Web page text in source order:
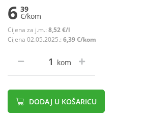
6 39
€/kom
Cijena za j.m.: 8,52 €/l
Cijena 02.05.2025.: 6,39 €/kom
kom
DODAJ U KOŠARICU